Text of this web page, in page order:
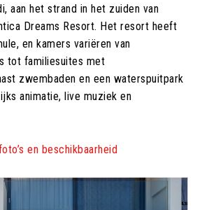
aan het strand in het zuiden van
Dreams Resort. Het resort heeft
en kamers variëren van
tot familiesuites met
zwembaden en een waterspuitpark
animatie, live muziek en
en beschikbaarheid